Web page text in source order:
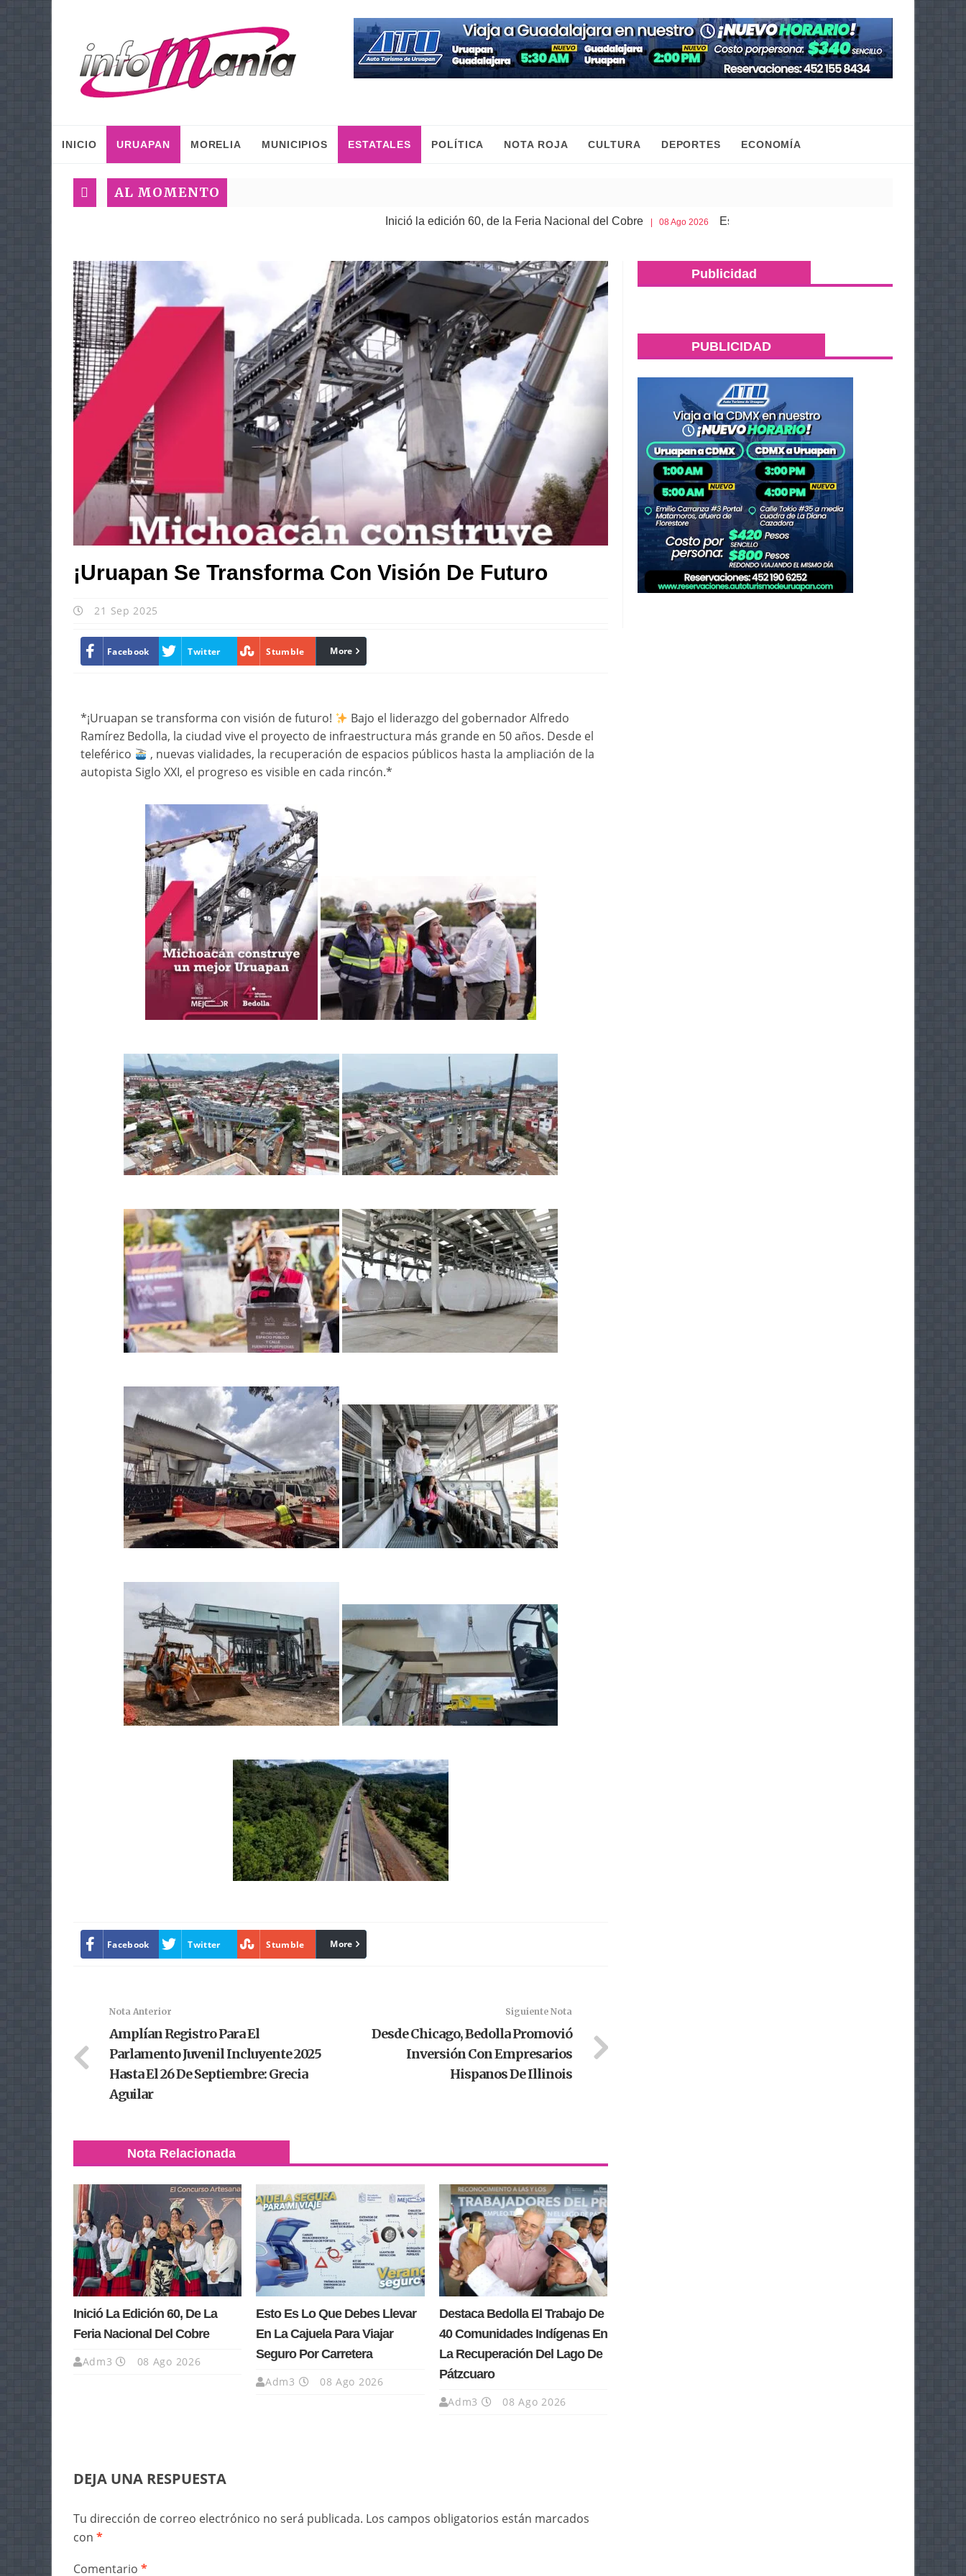
INICIO URUAPAN MORELIA MUNICIPIOS ESTATALES POLÍTICA NOTA ROJA CULTURA DEPORTES ECONOMÍA
AL MOMENTO
Inició la edición 60, de la Feria Nacional del Cobre| 08 Ago 2026 Esto es lo que debes llevar en la cajuela para viajar seguro
¡Uruapan Se Transforma Con Visión De Futuro
21 Sep 2025
Facebook Twitter Stumble linkedin
More
*¡Uruapan se transforma con visión de futuro!
Bajo el liderazgo del gobernador Alfredo
Ramírez Bedolla, la ciudad vive el proyecto de infraestructura más grande en 50 años. Desde el
teleférico
, nuevas vialidades, la recuperación de espacios públicos hasta la ampliación de la
autopista Siglo XXI, el progreso es visible en cada rincón.*
Facebook Twitter Stumble linkedin
More
Nota Anterior
Amplían Registro Para El
Parlamento Juvenil Incluyente 2025
Hasta El 26 De Septiembre: Grecia
Aguilar
Siguiente Nota
Desde Chicago, Bedolla Promovió
Inversión Con Empresarios
Hispanos De Illinois
Nota Relacionada
Inició La Edición 60, De La
Feria Nacional Del Cobre
Adm3 08 Ago 2026
Esto Es Lo Que Debes Llevar
En La Cajuela Para Viajar
Seguro Por Carretera
Adm3 08 Ago 2026
Destaca Bedolla El Trabajo De
40 Comunidades Indígenas En
La Recuperación Del Lago De
Pátzcuaro
Adm3 08 Ago 2026
DEJA UNA RESPUESTA
Tu dirección de correo electrónico no será publicada. Los campos obligatorios están marcados
con *
Comentario *
Publicidad
PUBLICIDAD